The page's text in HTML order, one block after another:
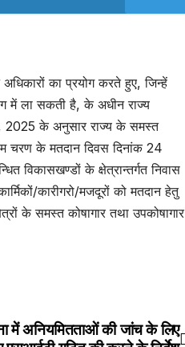
का प्रयोग करते हुए, जिन्हें
में ला सकती है, के अधीन राज्य
2025 के अनुसार राज्य के समस्त
चरण के मतदान दिवस दिनांक 24
विकासखण्डों के क्षेत्रान्तर्गत निवास
कारीगरो/मजदूरों को मतदान हेतु
के समस्त कोषागार तथा उपकोषागार
में अनियमितताओं की जांच के लिए